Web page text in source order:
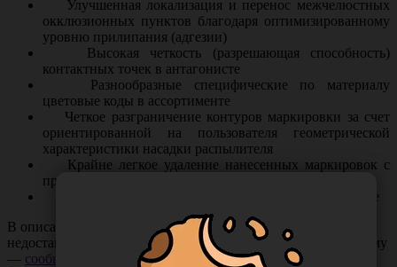
Улучшенная локализация и перенос межчелюстных
окклюзионных пунктов благодаря оптимизированному
уровню прилипания (адгезии)
Высокая четкость (разрешающая способность)
контактных точек в антагонисте
Разнообразные специфические по материалу
цветовые коды в ассортименте
Четкое разграничение контуров маркировки за счет
ориентированной на пользователя геометрической
характеристики насадки распылителя
Крайне легкое удаление нанесенных маркировок с
применением воды
Гомогенное распыление при комнатной температуре
В описании товара могут иметь место неточности или
недостающая информация. Если вы заметили такую проблему
— сообщите нам